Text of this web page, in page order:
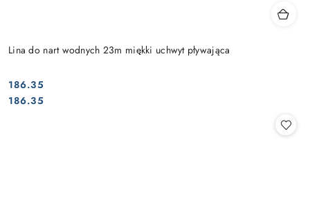
Lina do nart wodnych 23m miękki uchwyt pływająca
Cena:
186.35
Cena:
186.35